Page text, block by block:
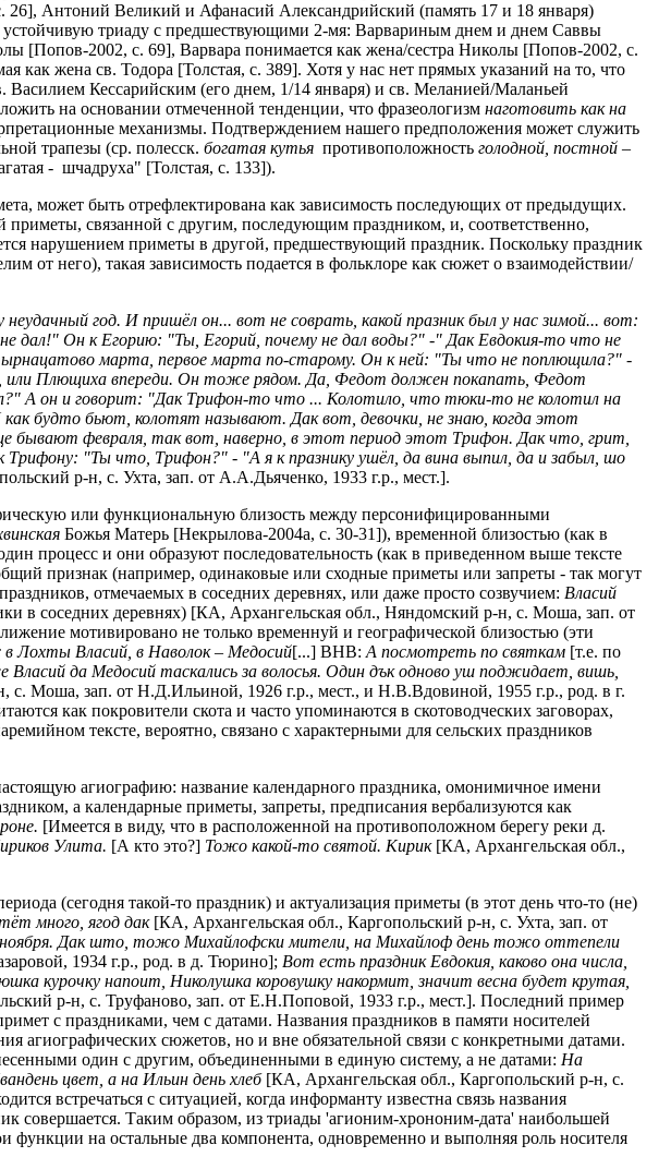
Антоний Великий и Афанасий Александрийский (память 17 и 18 января)
триаду с предшествующими 2-мя: Варвариным днем и днем Саввы
[Попов-2002, с. 69], Варвара понимается как жена/сестра Николы [Попов-2002, с.
как жена св. Тодора [Толстая, с. 389]. Хотя у нас нет прямых указаний на то, что
Василием Кессарийским (его днем, 1/14 января) и св. Меланией/Маланьей
на основании отмеченной тенденции, что фразеологизм наготовить как на
механизмы. Подтверждением нашего предположения может служить
трапезы (ср. полесск. богатая кутья противоположность голодной, постной –
- шчадруха" [Толстая, с. 133]).
может быть отрефлектирована как зависимость последующих от предыдущих.
связанной с другим, последующим праздником, и, соответственно,
нарушением приметы в другой, предшествующий праздник. Поскольку праздник
от него), такая зависимость подается в фольклоре как сюжет о взаимодействии/
год. И пришёл он... вот не соврать, какой празник был у нас зимой... вот:
дал!" Он к Егорию: "Ты, Егорий, почему не дал воды?" -" Дак Евдокия-то что не
марта, первое марта по-старому. Он к ней: "Ты что не поплющила?" -
Плющиха впереди. Он тоже рядом. Да, Федот должен покапать, Федот
А он и говорит: "Дак Трифон-то что ... Колотило, что тюки-то не колотил на
как будто бьют, колотят называют. Дак вот, девочки, не знаю, когда этот
бывают февраля, так вот, наверно, в этот период этот Трифон. Дак что, грит,
"Ты что, Трифон?" - "А я к празнику ушёл, да вина выпил, да и забыл, шо
р-н, с. Ухта, зап. от А.А.Дьяченко, 1933 г.р., мест.].
или функциональную близость между персонифицированными
Божья Матерь [Некрылова-2004а, с. 30-31]), временной близостью (как в
процесс и они образуют последовательность (как в приведенном выше тексте
признак (например, одинаковые или сходные приметы или запреты - так могут
отмечаемых в соседних деревнях, или даже просто созвучием: Власий
в соседних деревнях) [КА, Архангельская обл., Няндомский р-н, с. Моша, зап. от
мотивировано не только временнуй и географической близостью (эти
в Лохты Власий, в Наволок – Медосий[...] ВНВ: А посмотреть по святкам [т.е. по
Власий да Медосий таскались за волосья. Один дък одново уш поджидает, вишь,
с. Моша, зап. от Н.Д.Ильиной, 1926 г.р., мест., и Н.В.Вдовиной, 1955 г.р., род. в г.
как покровители скота и часто упоминаются в скотоводческих заговорах,
тексте, вероятно, связано с характерными для сельских праздников
агиографию: название календарного праздника, омонимичное имени
а календарные приметы, запреты, предписания вербализуются как
[Имеется в виду, что в расположенной на противоположном берегу реки д.
Улита. [А кто это?] Тожо какой-то святой. Кирик[КА, Архангельская обл.,
(сегодня такой-то праздник) и актуализация приметы (в этот день что-то (не)
много, ягод дак[КА, Архангельская обл., Каргопольский р-н, с. Ухта, зап. от
ноября. Дак што, тожо Михайлофски мители, на Михайлоф день тожо оттепели
1934 г.р., род. в д. Тюрино]; Вот есть праздник Евдокия, каково она числа,
курочку напоит, Николушка коровушку накормит, значит весна будет крутая,
р-н, с. Труфаново, зап. от Е.Н.Поповой, 1933 г.р., мест.]. Последний пример
с праздниками, чем с датами. Названия праздников в памяти носителей
агиографических сюжетов, но и вне обязательной связи с конкретными датами.
один с другим, объединенными в единую систему, а не датами: На
цвет, а на Ильин день хлеб[КА, Архангельская обл., Каргопольский р-н, с.
встречаться с ситуацией, когда информанту известна связь названия
совершается. Таким образом, из триады 'агионим-хрононим-дата' наибольшей
функции на остальные два компонента, одновременно и выполняя роль носителя